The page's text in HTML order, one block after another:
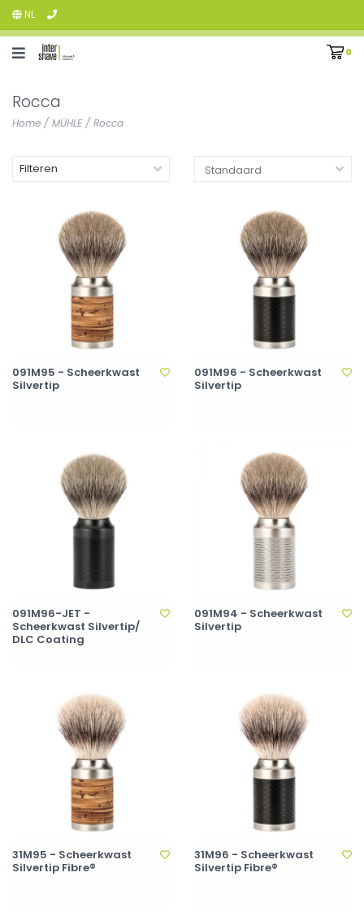
NL
0
Rocca
Home / MÜHLE / Rocca
Filteren
091M95 - Scheerkwast
Silvertip
091M96 - Scheerkwast
Silvertip
091M96-JET -
Scheerkwast Silvertip/
DLC Coating
091M94 - Scheerkwast
Silvertip
31M95 - Scheerkwast
Silvertip Fibre®
31M96 - Scheerkwast
Silvertip Fibre®